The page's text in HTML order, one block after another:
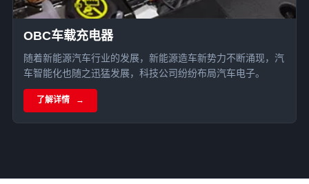
OBC车载充电器
随着新能源汽车行业的发展，新能源造车新势力不断涌现，汽
车智能化也随之迅猛发展，科技公司纷纷布局汽车电子。
了解详情